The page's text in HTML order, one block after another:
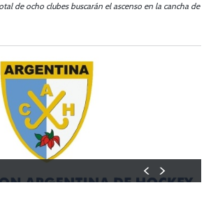
de ocho clubes buscarán el ascenso en la cancha de